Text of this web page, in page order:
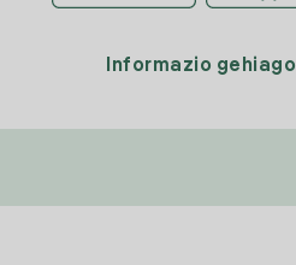
Informazio gehiago